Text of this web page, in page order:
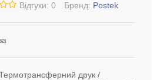
Відгуки: 0 Бренд: Postek
друк